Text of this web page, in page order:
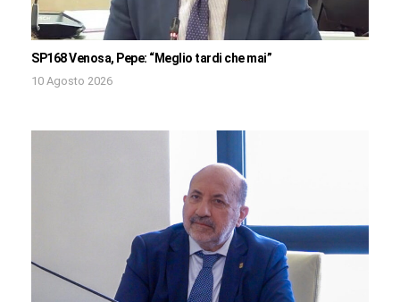
SP168 Venosa, Pepe: “Meglio tardi che mai”
10 Agosto 2026